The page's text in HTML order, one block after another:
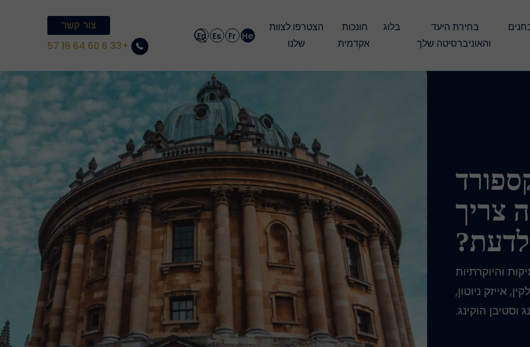
בחירת היעד
והאוניברסיטה שלך
בלוג
אקדמית
הצטרפו לצוות
שלנו
He
Fr
Es
En
צור קשר
+33 6 60 64 19 57
צריך
לדעת?
והיוקרתיות
אייזק ניוטון,
וסטיבן הוקינג.